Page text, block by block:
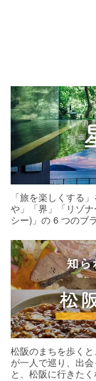
「旅を楽しくする
や」「界」「リゾ
シー)」の 6 つのブ
松阪のまちを歩く
が一人で巡り、出
と、松阪に行きたく